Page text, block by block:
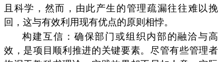
且科学，然而，由此产生的管理疏漏往往难以挽
回，这与有效利用现有优点的原则相悖。
构建互信：确保部门或组织内部的融洽与高
效，是项目顺利推进的关键要素。尽管有些管理者